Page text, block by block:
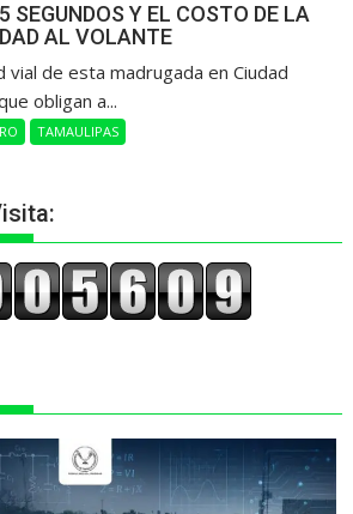
SEGUNDOS Y EL COSTO DE LA
AL VOLANTE
de esta madrugada en Ciudad
obligan a...
TAMAULIPAS